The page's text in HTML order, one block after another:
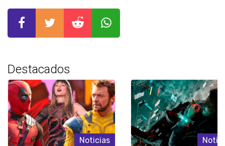
Destacados
Noticias